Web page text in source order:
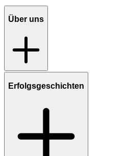
Über uns
Erfolgsgeschichten